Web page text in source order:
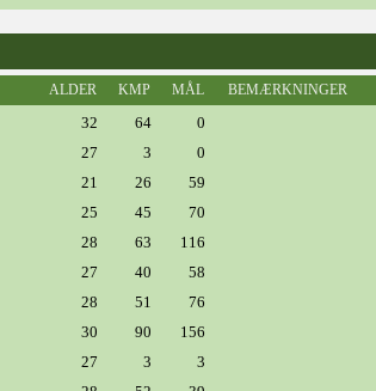
ALDER KMP MÅL BEMÆRKNINGER
32 64
0
27 3
0
21 26
59
25 45
70
28 63
116
27 40
58
28 51
76
30 90
156
27 3
3